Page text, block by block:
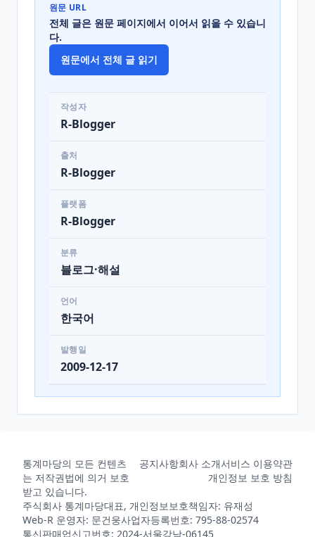
원문 URL
전체 글은 원문 페이지에서 이어서 읽을 수 있습니
다.
원문에서 전체 글 읽기
작성자
R-Blogger
출처
R-Blogger
플랫폼
R-Blogger
분류
블로그·해설
언어
한국어
발행일
2009-12-17
통계마당의 모든 컨텐츠
는 저작권법에 의거 보호
받고 있습니다.
공지사항회사 소개서비스 이용약관
개인정보 보호 방침
주식회사 통계마당대표, 개인정보보호책임자: 유재성
Web-R 운영자: 문건웅사업자등록번호: 795-88-02574
통신판매업신고번호: 2024-서울강남-06145